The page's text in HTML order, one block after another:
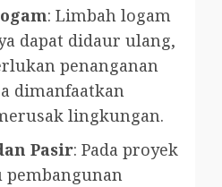
: Limbah logam
dapat didaur ulang,
penanganan
dimanfaatkan
lingkungan.
Pasir: Pada proyek
pembangunan